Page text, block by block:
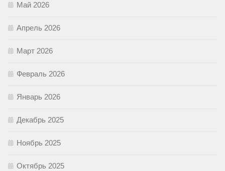
Май 2026
Апрель 2026
Март 2026
Февраль 2026
Январь 2026
Декабрь 2025
Ноябрь 2025
Октябрь 2025